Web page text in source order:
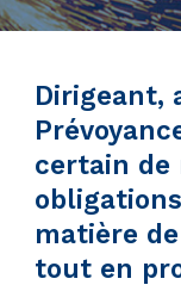
Dirigeant,
certain de
matière
tout en